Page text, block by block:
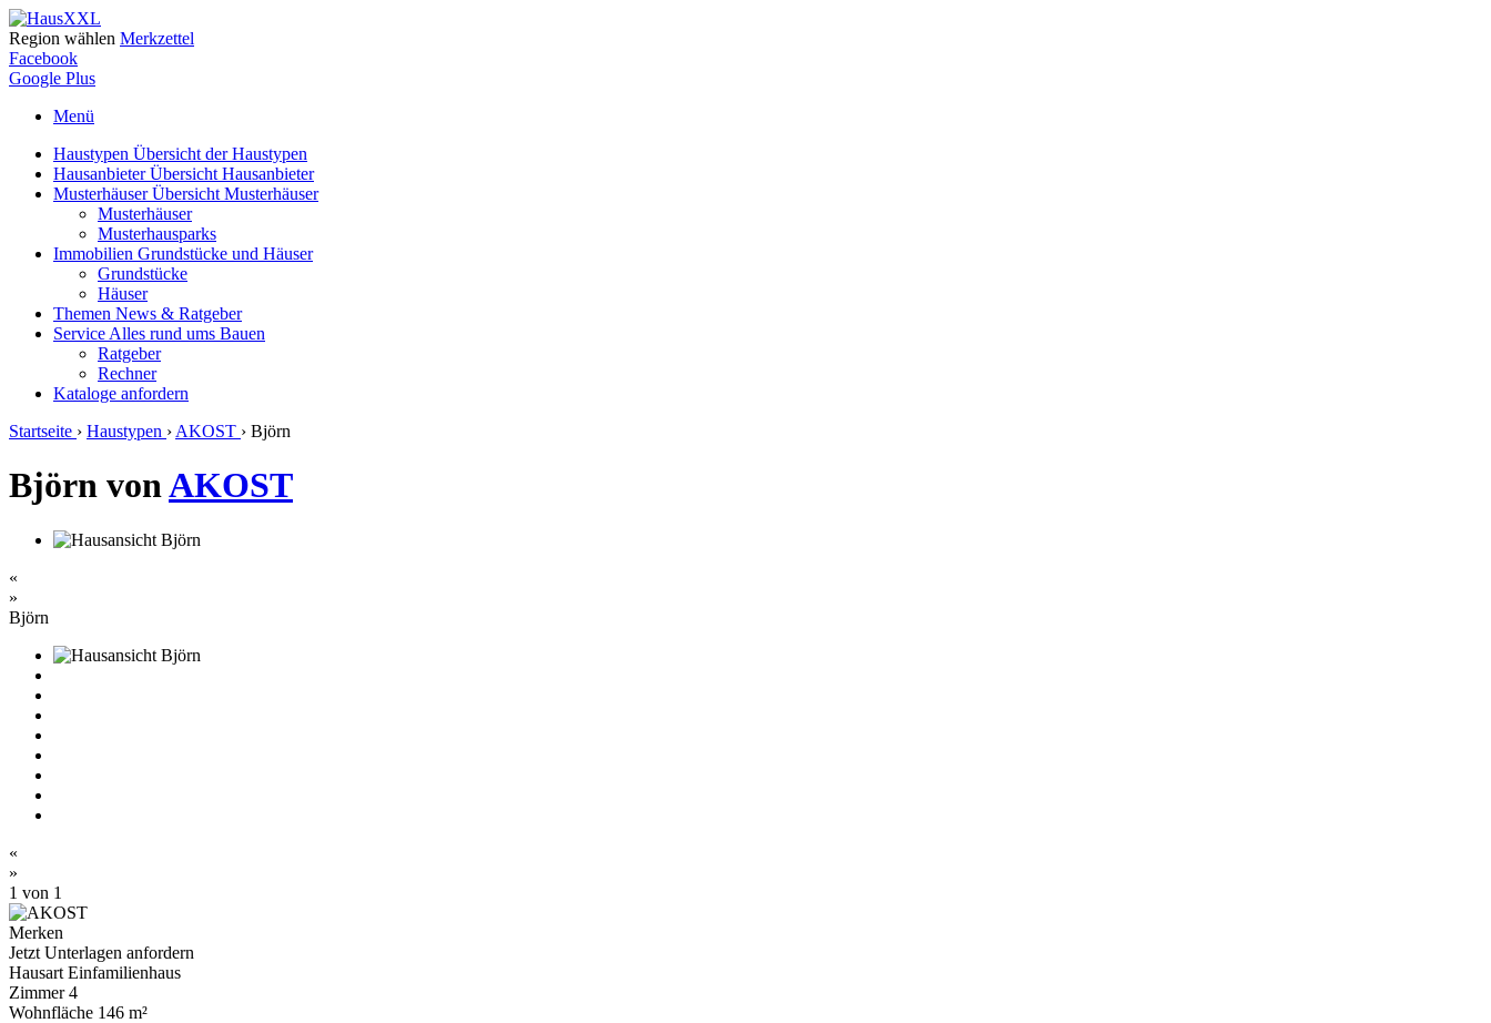
Region wählen Merkzettel
Facebook
Google Plus
Menü
Haustypen Übersicht der Haustypen
HausanbieterÜbersicht Hausanbieter
MusterhäuserÜbersicht Musterhäuser
Musterhäuser
Musterhausparks
Immobilien Grundstücke und Häuser
Grundstücke
Häuser
Themen News & Ratgeber
Service Alles rund ums Bauen
Ratgeber
Rechner
Kataloge anfordern
Startseite › Haustypen › AKOST › Björn
Björn vonAKOST
«
»
Björn
«
»
1 von 1
Merken
Jetzt Unterlagen anfordern
Hausart Einfamilienhaus
Zimmer 4
Wohnfläche 146 m²